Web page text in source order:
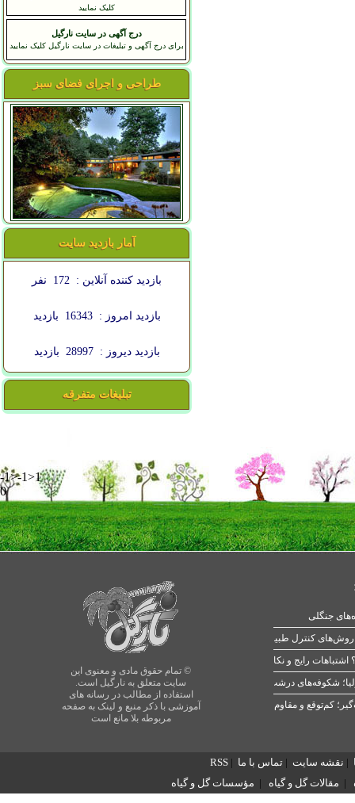
کلیک نمایید
درج آگهی در سایت نارگیل
برای درج آگهی و تبلیغات در سایت نارگیل کلیک نمایید
طراحی و اجرای فضای سبز
آمار بازدید سایت
بازدید کننده آنلاین : 172 نفر
بازدید امروز : 16343 بازدید
بازدید دیروز : 28997 بازدید
تبلیغات متفرقه
-1>-1>1
0
© تمام حقوق مادی و معنوی این
سایت متعلق به نارگیل است.
استفاده از مطالب در رسانه های
آموزشی با ذکر منبع و لینک به صفحه
مربوطه بلا مانع است
جنگلی
رایج و نکات طلایی
شکوفه‌های درشت در بهار
| نقشه سایت | تماس با ما |
RSS
| مقالات گل و گیاه | مؤسسات گل و گیاه